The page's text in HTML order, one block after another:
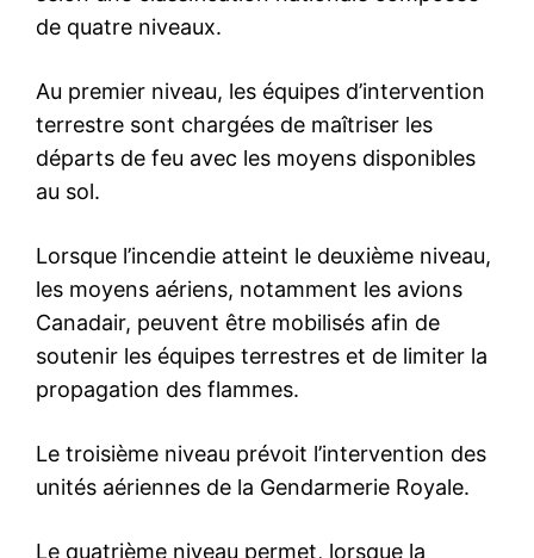
Abdelouafi Laftit reçoit son
17 July 2026
In "Sécurité"